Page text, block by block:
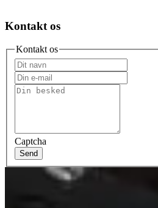
Kontakt os
Kontakt os
Captcha
Send